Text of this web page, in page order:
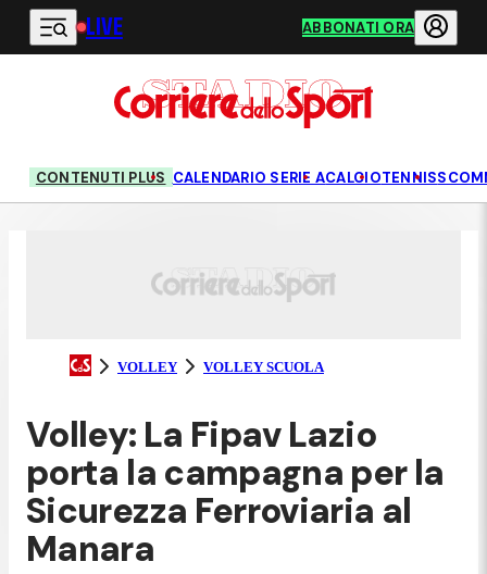
Vai al contenuto principale
LIVE ABBONATI ORA
CONTENUTI PLUS CALENDARIO SERIE ACALCIOTENNIS
VOLLEY VOLLEY SCUOLA
Volley: La Fipav Lazio
porta la campagna per la
Sicurezza Ferroviaria al
Manara